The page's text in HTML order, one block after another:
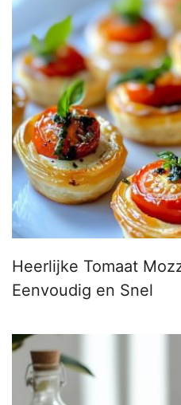
Heerlijke Tomaat
Eenvoudig en Snel